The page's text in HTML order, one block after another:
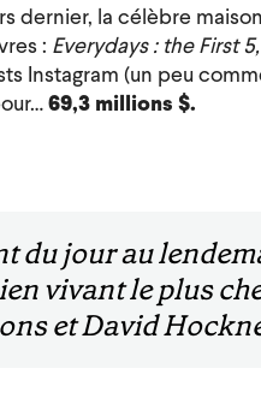
dernier, la célèbre
: Everydays : the First
Instagram (un peu
69,3 millions $.
du jour au
vivant le plus
et David